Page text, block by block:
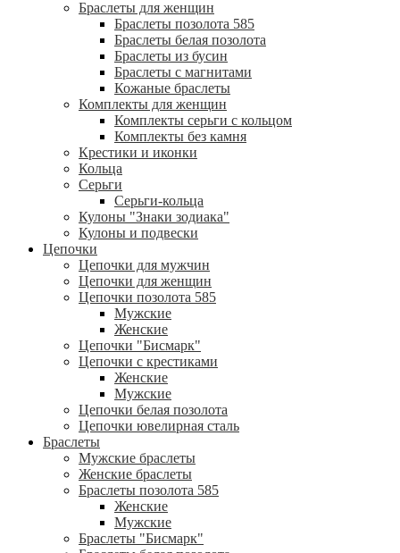
Браслеты для женщин
Браслеты позолота 585
Браслеты белая позолота
Браслеты из бусин
Браслеты с магнитами
Кожаные браслеты
Комплекты для женщин
Комплекты серьги с кольцом
Комплекты без камня
Крестики и иконки
Кольца
Серьги
Серьги-кольца
Кулоны "Знаки зодиака"
Кулоны и подвески
Цепочки
Цепочки для мужчин
Цепочки для женщин
Цепочки позолота 585
Мужские
Женские
Цепочки "Бисмарк"
Цепочки с крестиками
Женские
Мужские
Цепочки белая позолота
Цепочки ювелирная сталь
Браслеты
Мужские браслеты
Женские браслеты
Браслеты позолота 585
Женские
Мужские
Браслеты "Бисмарк"